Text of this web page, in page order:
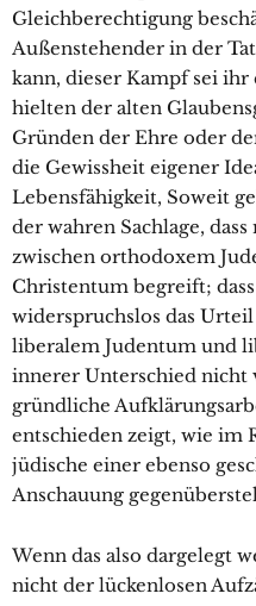
Gleichberechtigung
Außenstehender in der
kann, dieser Kampf sei ihr
hielten der alten
Gründen der Ehre oder
die Gewissheit eigener
Lebensfähigkeit, Soweit
der wahren Sachlage,
zwischen orthodoxem
Christentum begreift;
widerspruchslos das Urteil
liberalem Judentum und
innerer Unterschied nicht
gründliche
entschieden zeigt, wie im
jüdische einer ebenso
Anschauung
Wenn das also dargelegt
nicht der lückenlosen